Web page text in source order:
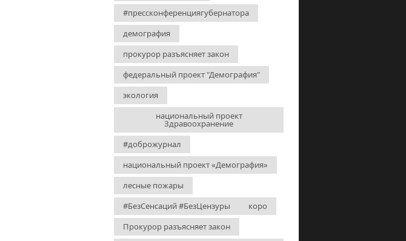
#прессконференциягубернатора
демография
прокурор разъясняет закон
федеральный проект "Демография"
экология
национальный проект
Здравоохранение
#доброжурнал
национальный проект «Демография»
лесные пожары
#БезСенсаций #БезЦензуры
коро
Прокурор разъясняет закон